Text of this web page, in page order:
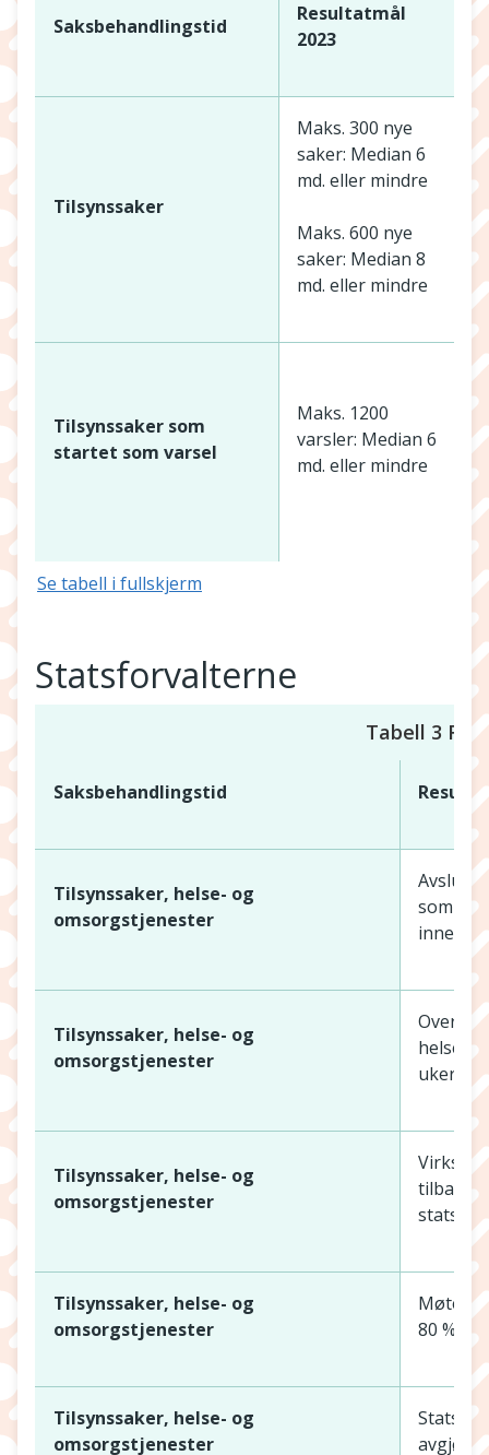
Saksbehandlingstid
Resultatmål
2023
Tilsynssaker
Maks. 300 nye
saker: Median 6
md. eller mindre
Maks. 600 nye
saker: Median 8
md. eller mindre
Tilsynssaker som
startet som varsel
Maks. 1200
varsler: Median 6
md. eller mindre
Se tabell i fullskjerm
Statsforvalterne
Tabell 3
Saksbehandlingstid
Tilsynssaker, helse- og
omsorgstjenester
som har
innen 4
Tilsynssaker, helse- og
omsorgstjenester
uker.
Tilsynssaker, helse- og
omsorgstjenester
Tilsynssaker, helse- og
omsorgstjenester
Møte
80 %
Tilsynssaker, helse- og
omsorgstjenester
avgjør